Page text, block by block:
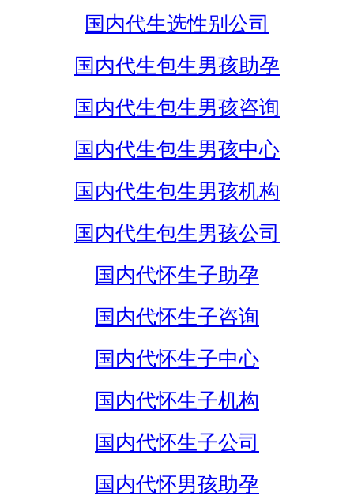
国内代生选性别公司
国内代生包生男孩助孕
国内代生包生男孩咨询
国内代生包生男孩中心
国内代生包生男孩机构
国内代生包生男孩公司
国内代怀生子助孕
国内代怀生子咨询
国内代怀生子中心
国内代怀生子机构
国内代怀生子公司
国内代怀男孩助孕